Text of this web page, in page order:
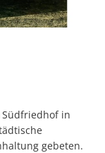
in
gebeten.